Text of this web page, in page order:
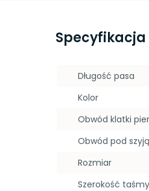
Długość pasa
Kolor
Obwód klatki
Obwód pod szyją
Rozmiar
Szerokość taśmy